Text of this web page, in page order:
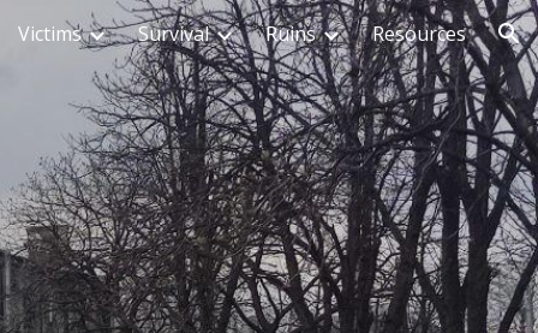
Victims Survival Ruins Resources